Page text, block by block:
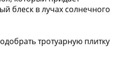
блеск в лучах солнечного
тротуарную плитку